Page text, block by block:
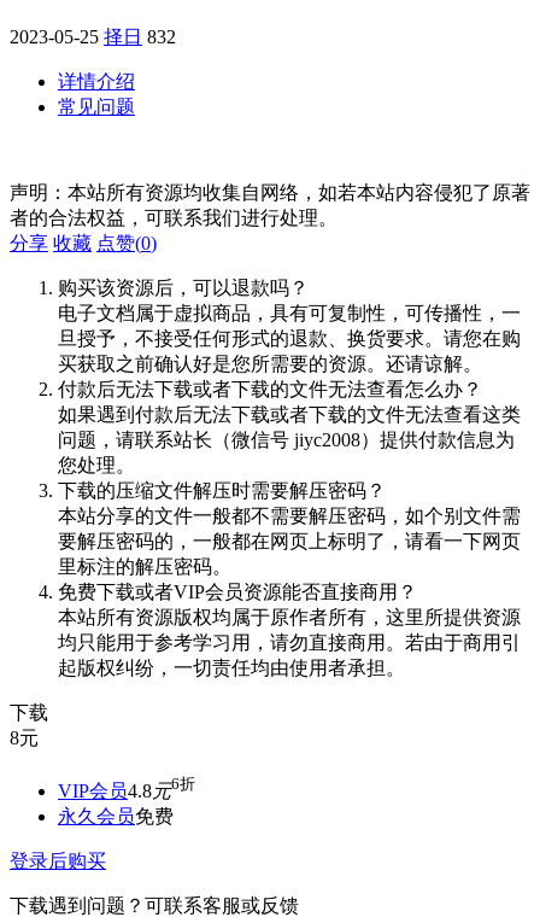
2023-05-25 择日 832
详情介绍
常见问题
声明：本站所有资源均收集自网络，如若本站内容侵犯了原著
者的合法权益，可联系我们进行处理。
分享 收藏 点赞(0)
购买该资源后，可以退款吗？
电子文档属于虚拟商品，具有可复制性，可传播性，一
旦授予，不接受任何形式的退款、换货要求。请您在购
买获取之前确认好是您所需要的资源。还请谅解。
付款后无法下载或者下载的文件无法查看怎么办？
如果遇到付款后无法下载或者下载的文件无法查看这类
问题，请联系站长（微信号 jiyc2008）提供付款信息为
您处理。
下载的压缩文件解压时需要解压密码？
本站分享的文件一般都不需要解压密码，如个别文件需
要解压密码的，一般都在网页上标明了，请看一下网页
里标注的解压密码。
免费下载或者VIP会员资源能否直接商用？
本站所有资源版权均属于原作者所有，这里所提供资源
均只能用于参考学习用，请勿直接商用。若由于商用引
起版权纠纷，一切责任均由使用者承担。
下载
8元
VIP会员4.8元6折
永久会员免费
登录后购买
下载遇到问题？可联系客服或反馈